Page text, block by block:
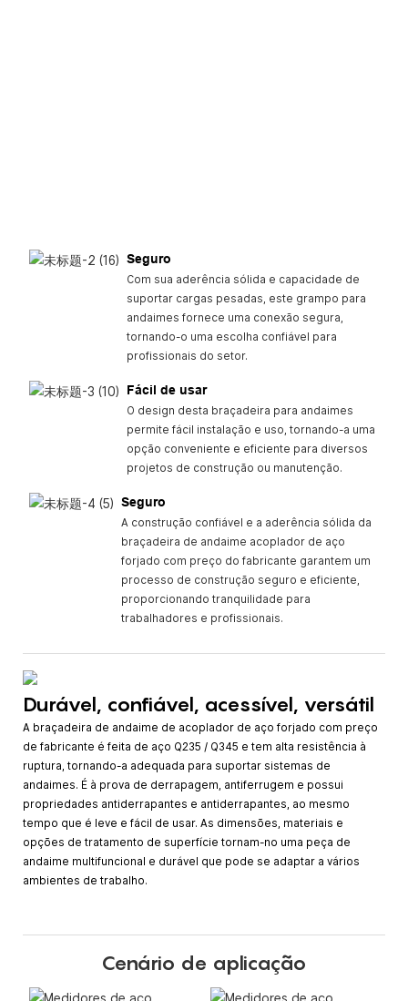
Seguro
Com sua aderência sólida e capacidade de
suportar cargas pesadas, este grampo para
andaimes fornece uma conexão segura,
tornando-o uma escolha confiável para
profissionais do setor.
Fácil de usar
O design desta braçadeira para andaimes
permite fácil instalação e uso, tornando-a uma
opção conveniente e eficiente para diversos
projetos de construção ou manutenção.
Seguro
A construção confiável e a aderência sólida da
braçadeira de andaime acoplador de aço
forjado com preço do fabricante garantem um
processo de construção seguro e eficiente,
proporcionando tranquilidade para
trabalhadores e profissionais.
Durável, confiável, acessível, versátil
A braçadeira de andaime de acoplador de aço forjado com preço
de fabricante é feita de aço Q235 / Q345 e tem alta resistência à
ruptura, tornando-a adequada para suportar sistemas de
andaimes. É à prova de derrapagem, antiferrugem e possui
propriedades antiderrapantes e antiderrapantes, ao mesmo
tempo que é leve e fácil de usar. As dimensões, materiais e
opções de tratamento de superfície tornam-no uma peça de
andaime multifuncional e durável que pode se adaptar a vários
ambientes de trabalho.
Cenário de aplicação